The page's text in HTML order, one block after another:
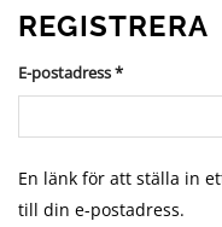
REGISTRERA
E-postadress*Obligatoriskt
En länk för att ställa in
till din e-postadress.